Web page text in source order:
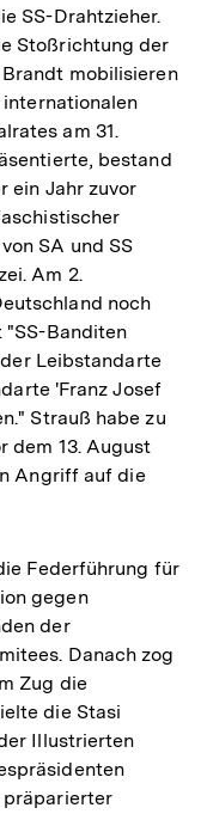
SS-Drahtzieher.
Stoßrichtung der
mobilisieren
am 31.
bestand
ein Jahr zuvor
SA und SS
Am 2.
noch
"SS-Banditen
Leibstandarte
'Franz Josef
Strauß habe zu
dem 13. August
Angriff auf die
Federführung für
gegen
der
Danach zog
Zug die
die Stasi
Illustrierten
präparierter